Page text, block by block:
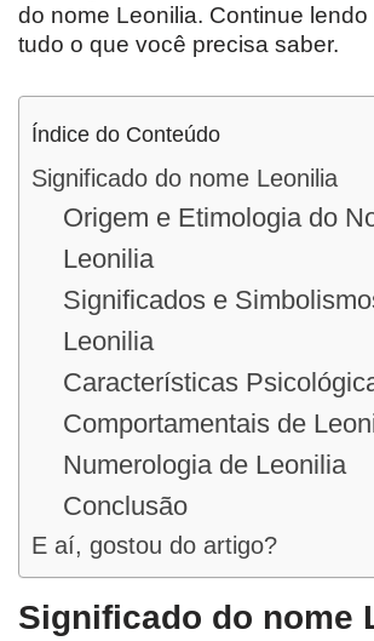
do nome Leonilia. Continue
tudo o que você precisa saber.
Índice do Conteúdo
Significado do nome Leonilia
Origem e Etimologia do
Leonilia
Significados e
Leonilia
Características
Comportamentais de
Numerologia de Leonilia
Conclusão
E aí, gostou do artigo?
Significado do nome